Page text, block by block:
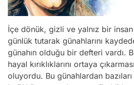
İçe dönük, gizli ve yalnız bir
günlük tutarak günahlarını
günahın olduğu bir defteri vardı.
hayal kırıklıklarını ortaya
oluyordu. Bu günahlardan